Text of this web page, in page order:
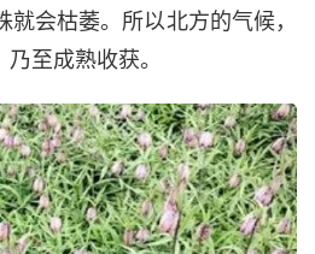
会枯萎。所以北方的气候，
至成熟收获。